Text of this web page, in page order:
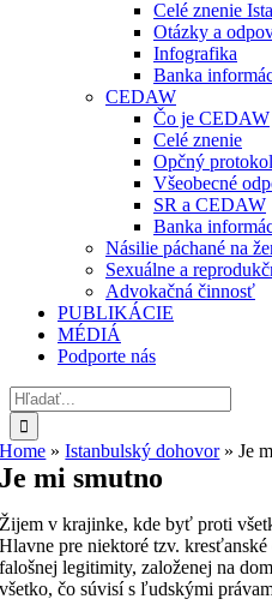
Celé znenie
Otázky a
Infografika
Banka
CEDAW
Čo je CEDAW
Celé znenie
Opčný protokol
Všeobecné
SR a CEDAW
Banka
Násilie páchané na
Sexuálne a
Advokačná činnosť
PUBLIKÁCIE
MÉDIÁ
Podporte nás
Hľadať:
Home »Istanbulský dohovor»Je
Je mi smutno
Žijem v krajinke, kde byť proti
Hlavne pre niektoré tzv.
falošnej legitimity, založenej na
všetko, čo súvisí s ľudskými